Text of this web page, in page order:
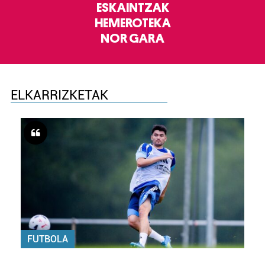
ESKAINTZAK
HEMEROTEKA
NOR GARA
ELKARRIZKETAK
FUTBOLA